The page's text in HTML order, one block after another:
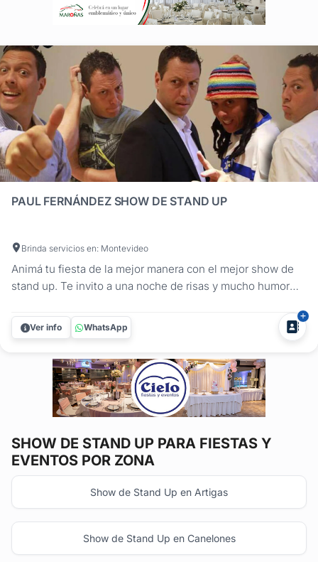
PAUL FERNÁNDEZ SHOW DE STAND UP
Brinda servicios en: Montevideo
Animá tu fiesta de la mejor manera con el mejor show de
stand up. Te invito a una noche de risas y mucho humor
nuestro día a día, anécdotas, chistes, no faltarán las
clásicas imitaciones y por supuesto mis divertidos
Ver info WhatsApp
SHOW DE STAND UP PARA FIESTAS Y
EVENTOS POR ZONA
Show de Stand Up en Artigas
Show de Stand Up en Canelones